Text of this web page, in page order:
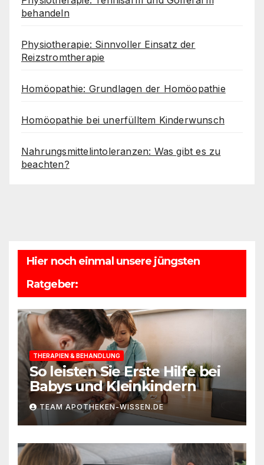
behandeln
Physiotherapie: Sinnvoller Einsatz der
Reizstromtherapie
Homöopathie: Grundlagen der Homöopathie
Homöopathie bei unerfülltem Kinderwunsch
Nahrungsmittelintoleranzen: Was gibt es zu
beachten?
Hier noch einmal unsere jüngsten
Ratgeber:
THERAPIEN & BEHANDLUNG
So leisten Sie Erste Hilfe bei
Babys und Kleinkindern
TEAM APOTHEKEN-WISSEN.DE